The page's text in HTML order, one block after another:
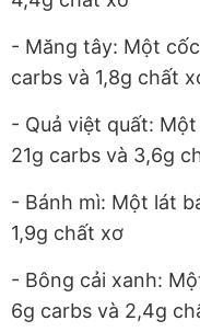
- Măng tây: Một
carbs và 1,8g chất
- Quả việt quất:
21g carbs và 3,6g
- Bánh mì: Một lát
1,9g chất xơ
- Bông cải xanh:
6g carbs và 2,4g